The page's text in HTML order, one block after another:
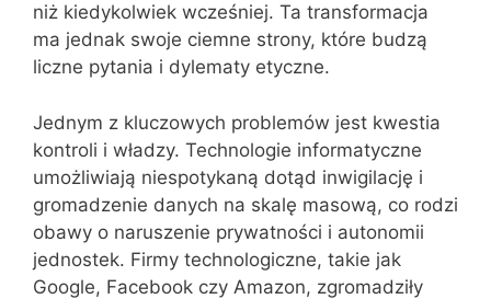
niż kiedykolwiek wcześniej. Ta transformacja
ma jednak swoje ciemne strony, które budzą
liczne pytania i dylematy etyczne.
Jednym z kluczowych problemów jest kwestia
kontroli i władzy. Technologie informatyczne
umożliwiają niespotykaną dotąd inwigilację i
gromadzenie danych na skalę masową, co rodzi
obawy o naruszenie prywatności i autonomii
jednostek. Firmy technologiczne, takie jak
Google, Facebook czy Amazon, zgromadziły